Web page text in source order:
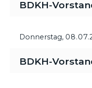
BDKH-
Donnerstag,
BDKH-